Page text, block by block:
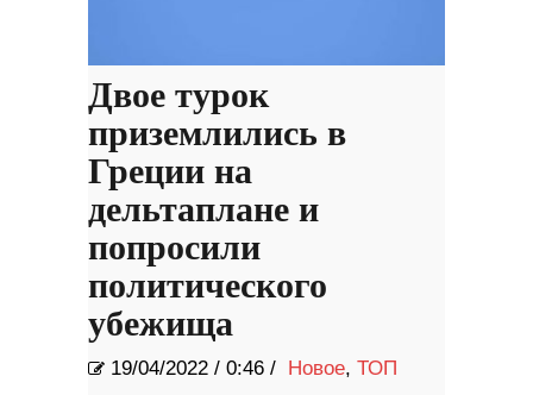
Двое турок
приземлились в
Греции на
дельтаплане и
попросили
политического
убежища
19/04/2022 / 0:46 / Новое, ТОП